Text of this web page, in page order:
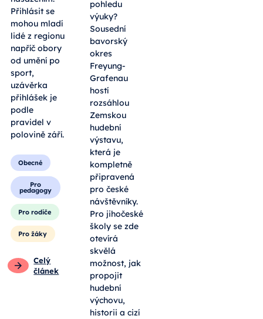
Přihlásit se
mohou mladí
lidé z regionu
napříč obory
od umění po
sport,
uzávěrka
přihlášek je
podle
pravidel v
polovině září.
Obecné
Pro
pedagogy
Pro rodiče
Pro žáky
Celý
článek
pohledu
výuky?
Sousední
bavorský
okres
Freyung-
Grafenau
hostí
rozsáhlou
Zemskou
hudební
výstavu,
která je
kompletně
připravená
pro české
návštěvníky.
Pro jihočeské
školy se zde
otevírá
skvělá
možnost, jak
propojit
hudební
výchovu,
historii a cizí